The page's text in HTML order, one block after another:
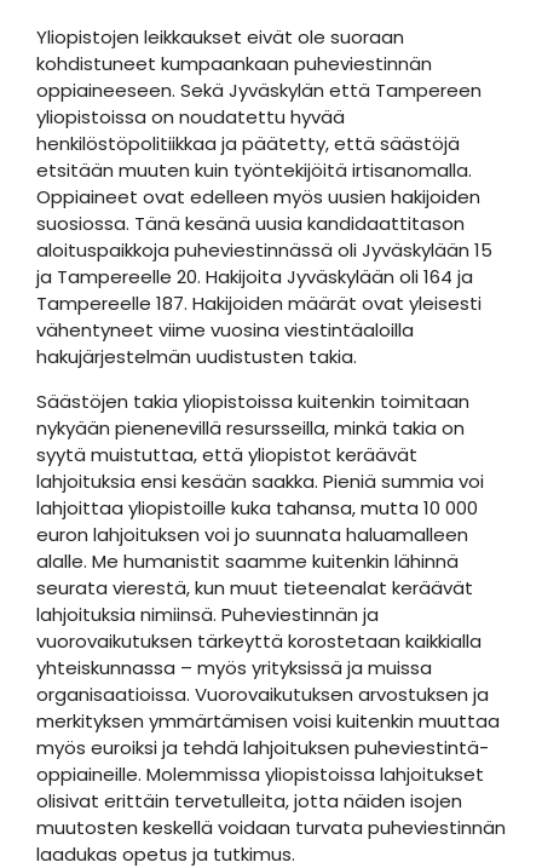
Yliopistojen leikkaukset eivät ole suoraan
kohdistuneet kumpaankaan puheviestinnän
oppiaineeseen. Sekä Jyväskylän että Tampereen
yliopistoissa on noudatettu hyvää
henkilöstöpolitiikkaa ja päätetty, että säästöjä
etsitään muuten kuin työntekijöitä irtisanomalla.
Oppiaineet ovat edelleen myös uusien hakijoiden
suosiossa. Tänä kesänä uusia kandidaattitason
aloituspaikkoja puheviestinnässä oli Jyväskylään 15
ja Tampereelle 20. Hakijoita Jyväskylään oli 164 ja
Tampereelle 187. Hakijoiden määrät ovat yleisesti
vähentyneet viime vuosina viestintäaloilla
hakujärjestelmän uudistusten takia.
Säästöjen takia yliopistoissa kuitenkin toimitaan
nykyään pienenevillä resursseilla, minkä takia on
syytä muistuttaa, että yliopistot keräävät
lahjoituksia ensi kesään saakka. Pieniä summia voi
lahjoittaa yliopistoille kuka tahansa, mutta 10 000
euron lahjoituksen voi jo suunnata haluamalleen
alalle. Me humanistit saamme kuitenkin lähinnä
seurata vierestä, kun muut tieteenalat keräävät
lahjoituksia nimiinsä. Puheviestinnän ja
vuorovaikutuksen tärkeyttä korostetaan kaikkialla
yhteiskunnassa – myös yrityksissä ja muissa
organisaatioissa. Vuorovaikutuksen arvostuksen ja
merkityksen ymmärtämisen voisi kuitenkin muuttaa
myös euroiksi ja tehdä lahjoituksen puheviestintä-
oppiaineille. Molemmissa yliopistoissa lahjoitukset
olisivat erittäin tervetulleita, jotta näiden isojen
muutosten keskellä voidaan turvata puheviestinnän
laadukas opetus ja tutkimus.